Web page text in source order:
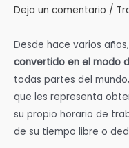
Deja un comentario /
Desde hace varios años,
convertido en el modo
todas partes del
que les representa
su propio horario de
de su tiempo libre o